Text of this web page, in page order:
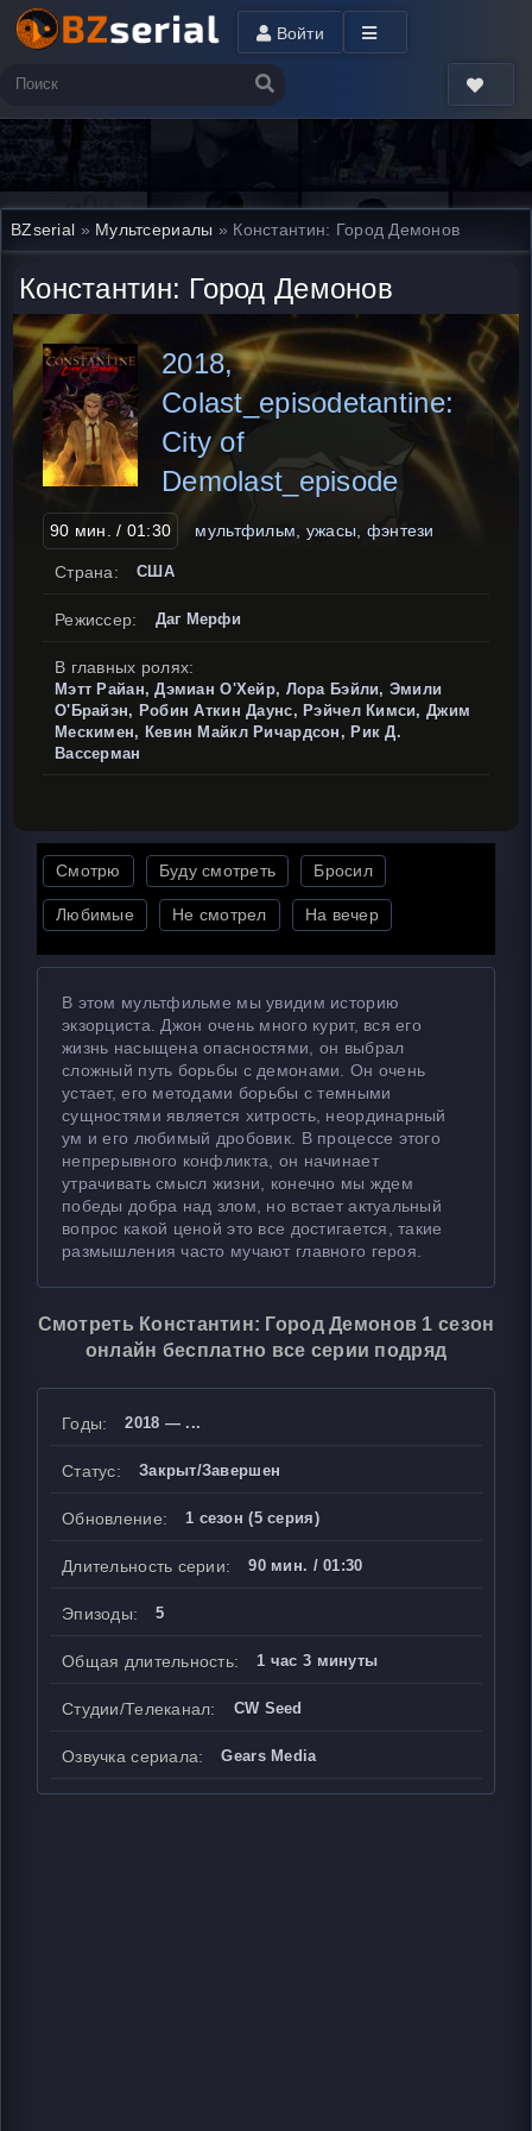
Войти
BZserial » Мультсериалы » Константин: Город Демонов
Константин: Город Демонов
2018,
Colast_episodetantine:
City of
Demolast_episode
90 мин. / 01:30 мультфильм, ужасы, фэнтези
Страна: США
Режиссер: Даг Мерфи
В главных ролях:
Мэтт Райан, Дэмиан О'Хейр, Лора Бэйли, Эмили
О'Брайэн, Робин Аткин Даунс, Рэйчел Кимси, Джим
Мескимен, Кевин Майкл Ричардсон, Рик Д.
Вассерман
Смотрю Буду смотреть Бросил
Любимые Не смотрел На вечер
В этом мультфильме мы увидим историю
экзорциста. Джон очень много курит, вся его
жизнь насыщена опасностями, он выбрал
сложный путь борьбы с демонами. Он очень
устает, его методами борьбы с темными
сущностями является хитрость, неординарный
ум и его любимый дробовик. В процессе этого
непрерывного конфликта, он начинает
утрачивать смысл жизни, конечно мы ждем
победы добра над злом, но встает актуальный
вопрос какой ценой это все достигается, такие
размышления часто мучают главного героя.
Смотреть Константин: Город Демонов 1 сезон
онлайн бесплатно все серии подряд
Годы: 2018 — ...
Статус: Закрыт/Завершен
Обновление: 1 сезон (5 серия)
Длительность серии: 90 мин. / 01:30
Эпизоды: 5
Общая длительность: 1 час 3 минуты
Студии/Телеканал: CW Seed
Озвучка сериала: Gears Media